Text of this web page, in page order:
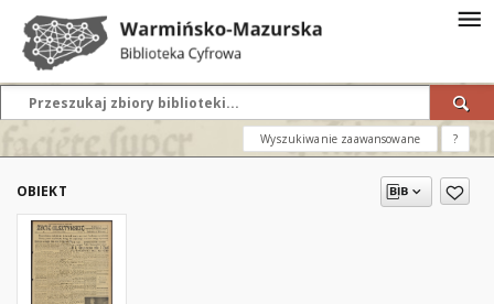
Wyszukiwanie zaawansowane ?
OBIEKT